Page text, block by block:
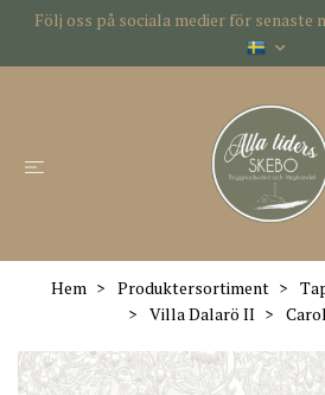
Följ oss på sociala medier för
Hem Produktersortiment
Villa Dalarö II